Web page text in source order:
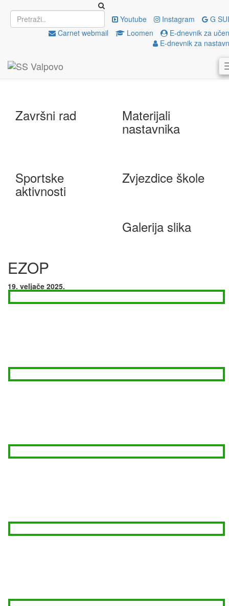
Youtube Instagram
G
Carnet webmail
Loomen
E-dnevnik za
E-dnevnik za
Upisi EU projekti
e-Škole
Završni rad Materijali
nastavnika
Sportske
aktivnosti
Zvjezdice škole
Galerija slika
EZOP
19. veljače 2025.